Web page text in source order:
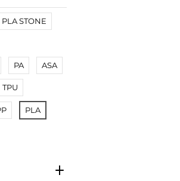
PLA STONE
PA ASA
TPU
PLA